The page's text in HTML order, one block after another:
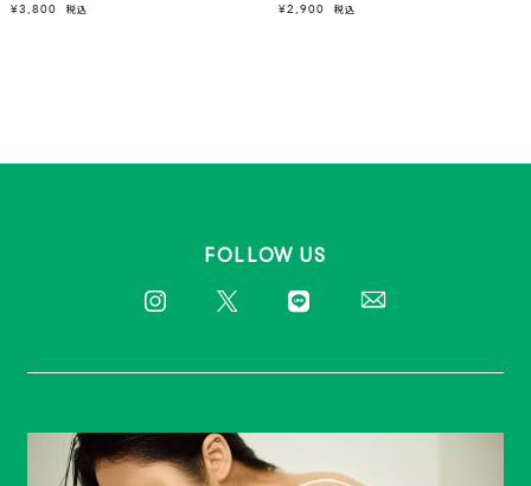
¥3,800 税込 ¥2,900 税込
FOLLOW US